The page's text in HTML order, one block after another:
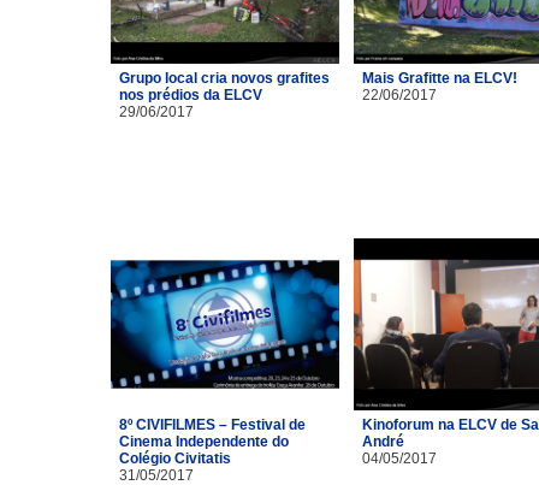
Grupo local cria novos grafites
nos prédios da ELCV
29/06/2017
Mais Grafitte na ELCV!
22/06/2017
8º CIVIFILMES – Festival de
Cinema Independente do
Colégio Civitatis
31/05/2017
Kinoforum na ELCV de
André
04/05/2017